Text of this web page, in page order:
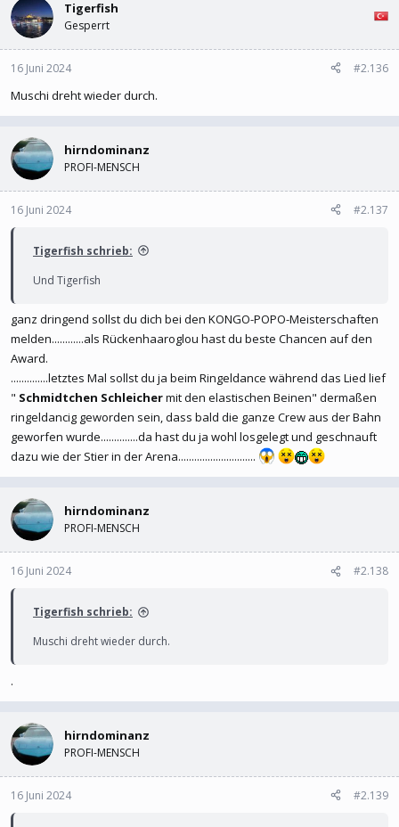
Tigerfish
Gesperrt
16 Juni 2024 #2.136
Muschi dreht wieder durch.
hirndominanz
PROFI-MENSCH
16 Juni 2024 #2.137
Tigerfish schrieb:
Und Tigerfish
ganz dringend sollst du dich bei den KONGO-POPO-Meisterschaften
melden............als Rückenhaaroglou hast du beste Chancen auf den
Award.
..............letztes Mal sollst du ja beim Ringeldance während das Lied lief
" Schmidtchen Schleichermit den elastischen Beinen" dermaßen
ringeldancig geworden sein, dass bald die ganze Crew aus der Bahn
geworfen wurde..............da hast du ja wohl losgelegt und geschnauft
dazu wie der Stier in der Arena.............................
hirndominanz
PROFI-MENSCH
16 Juni 2024 #2.138
Tigerfish schrieb:
Muschi dreht wieder durch.
.
hirndominanz
PROFI-MENSCH
16 Juni 2024 #2.139